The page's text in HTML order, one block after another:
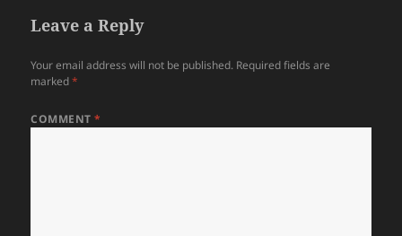
Leave a Reply
Your email address will not be published. Required fields are
marked*
COMMENT*